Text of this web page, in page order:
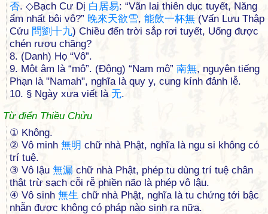
否. ◇Bạch Cư Dị 白 居易: “Vãn lai thiên dục tuyết, Năng
ẩm nhất bôi vô?” 晚來天欲雪, 能飲一杯無 (Vấn Lưu Thập
Cửu 問劉十九) Chiều đến trời sắp rơi tuyết, Uống được
chén rượu chăng?
8. (Danh) Họ “Vô”.
9. Một âm là “mô”. (Động) “Nam mô” 南無, nguyên tiếng
Phạn là "Namah", nghĩa là quy y, cung kính đảnh lễ.
10. § Ngày xưa viết là 无.
Từ điển Thiều Chửu
① Không.
② Vô minh 無明 chữ nhà Phật, nghĩa là ngu si không có
trí tuệ.
③ Vô lậu 無漏 chữ nhà Phật, phép tu dùng trí tuệ chân
thật trừ sạch cỗi rễ phiền não là phép vô lậu.
④ Vô sinh 無生 chữ nhà Phật, nghĩa là tu chứng tới bậc
nhẫn được không có pháp nào sinh ra nữa.